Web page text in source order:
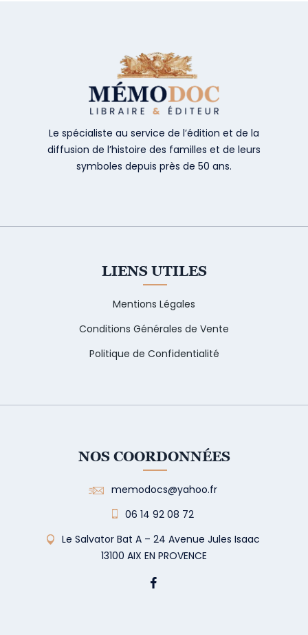
Le spécialiste au service de l’édition et de la
diffusion de l’histoire des familles et de leurs
symboles depuis près de 50 ans.
LIENS UTILES
Mentions Légales
Conditions Générales de Vente
Politique de Confidentialité
NOS COORDONNÉES
memodocs@yahoo.fr
06 14 92 08 72
Le Salvator Bat A – 24 Avenue Jules Isaac
13100 AIX EN PROVENCE